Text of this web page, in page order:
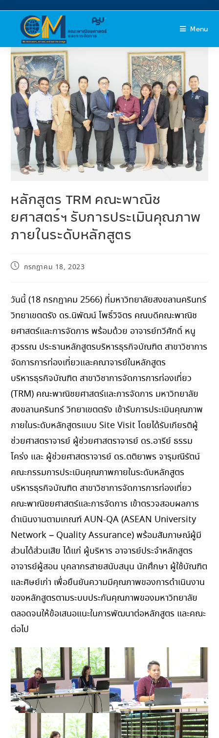
Menu
หลักสูตร TRM คณะพาณิช
ยศาสตร์ฯ รับการประเมินคุณภาพ
ภายในระดับหลักสูตร
กรกฎาคม 18, 2023
วันนี้ (18 กรกฎาคม 2566) ที่มหาวิทยาลัยสงขลานครินทร์
วิทยาเขตตรัง ดร.นิพัฒน์ โพธิ์วิจิตร คณบดีคณะพาณิช
ยศาสตร์และการจัดการ พร้อมด้วย อาจารย์ทวีศักดิ์ หนู
สุวรรณ ประธานหลักสูตรบริหารธุรกิจบัณฑิต สาขาวิชาการ
จัดการการท่องเที่ยวและคณาจารย์ในหลักสูตร
บริหารธุรกิจบัณฑิต สาขาวิชาการจัดการการท่องเที่ยว
(TRM) คณะพาณิชยศาสตร์และการจัดการ มหาวิทยาลัย
สงขลานครินทร์ วิทยาเขตตรัง เข้ารับการประเมินคุณภาพ
ภายในระดับหลักสูตรแบบ Site Visit โดยได้รับเกียรติผู้
ช่วยศาสตราจารย์ ผู้ช่วยศาสตราจารย์ ดร.อารีย์ ธรรม
โคร่ง และ ผู้ช่วยศาสตราจารย์ ดร.ตติยาพร จารุมณีรัตน์
คณะกรรมการประเมินคุณภาพภายในระดับหลักสูตร
บริหารธุรกิจบัณฑิต สาขาวิชาการจัดการการท่องเที่ยว
คณะพาณิชยศาสตร์และการจัดการ เข้าตรวจสอบผลการ
ดำเนินงานตามเกณฑ์ AUN-QA (ASEAN University
Network – Quality Assurance) พร้อมสัมภาษณ์ผู้มี
ส่วนได้ส่วนเสีย ได้แก่ ผู้บริหาร อาจารย์ประจำหลักสูตร
อาจารย์ผู้สอน บุคลากรสายสนับสนุน นักศึกษา ผู้ใช้บัณฑิต
และศิษย์เก่า เพื่อยืนยันความมีคุณภาพของการดำเนินงาน
ของหลักสูตรตามระบบประกันคุณภาพของมหาวิทยาลัย
ตลอดจนให้ข้อเสนอแนะในการพัฒนาต่อหลักสูตร และคณะ
ต่อไป